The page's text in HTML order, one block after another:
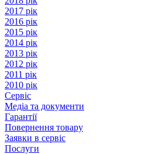
2017 рік
2016 рік
2015 рік
2014 рік
2013 рік
2012 рік
2011 рік
2010 рік
Сервіс
Медіа та документи
Гарантії
Повернення товару
Заявки в сервіс
Послуги